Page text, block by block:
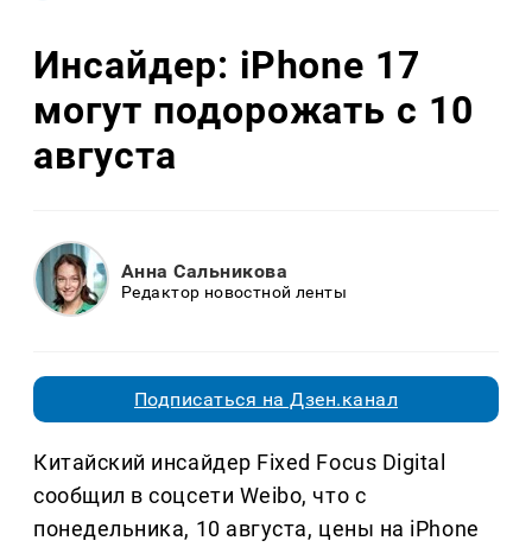
Инсайдер: iPhone 17
могут подорожать с 10
августа
Анна Сальникова
Редактор новостной ленты
Подписаться на Дзен.канал
Китайский инсайдер Fixed Focus Digital
сообщил в соцсети Weibo, что с
понедельника, 10 августа, цены на iPhone